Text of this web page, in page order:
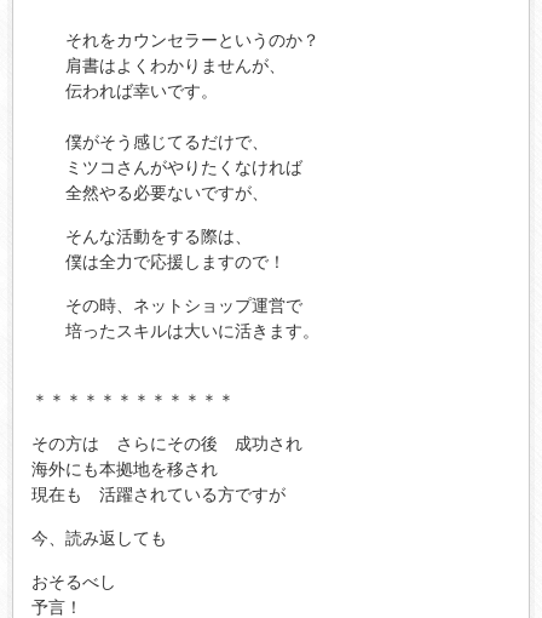
それをカウンセラーというのか？
肩書はよくわかりませんが、
伝われば幸いです。
僕がそう感じてるだけで、
ミツコさんがやりたくなければ
全然やる必要ないですが、
そんな活動をする際は、
僕は全力で応援しますので！
その時、ネットショップ運営で
培ったスキルは大いに活きます。
＊＊＊＊＊＊＊＊＊＊＊＊
その方は さらにその後 成功され
海外にも本拠地を移され
現在も 活躍されている方ですが
今、読み返しても
おそるべし
予言！